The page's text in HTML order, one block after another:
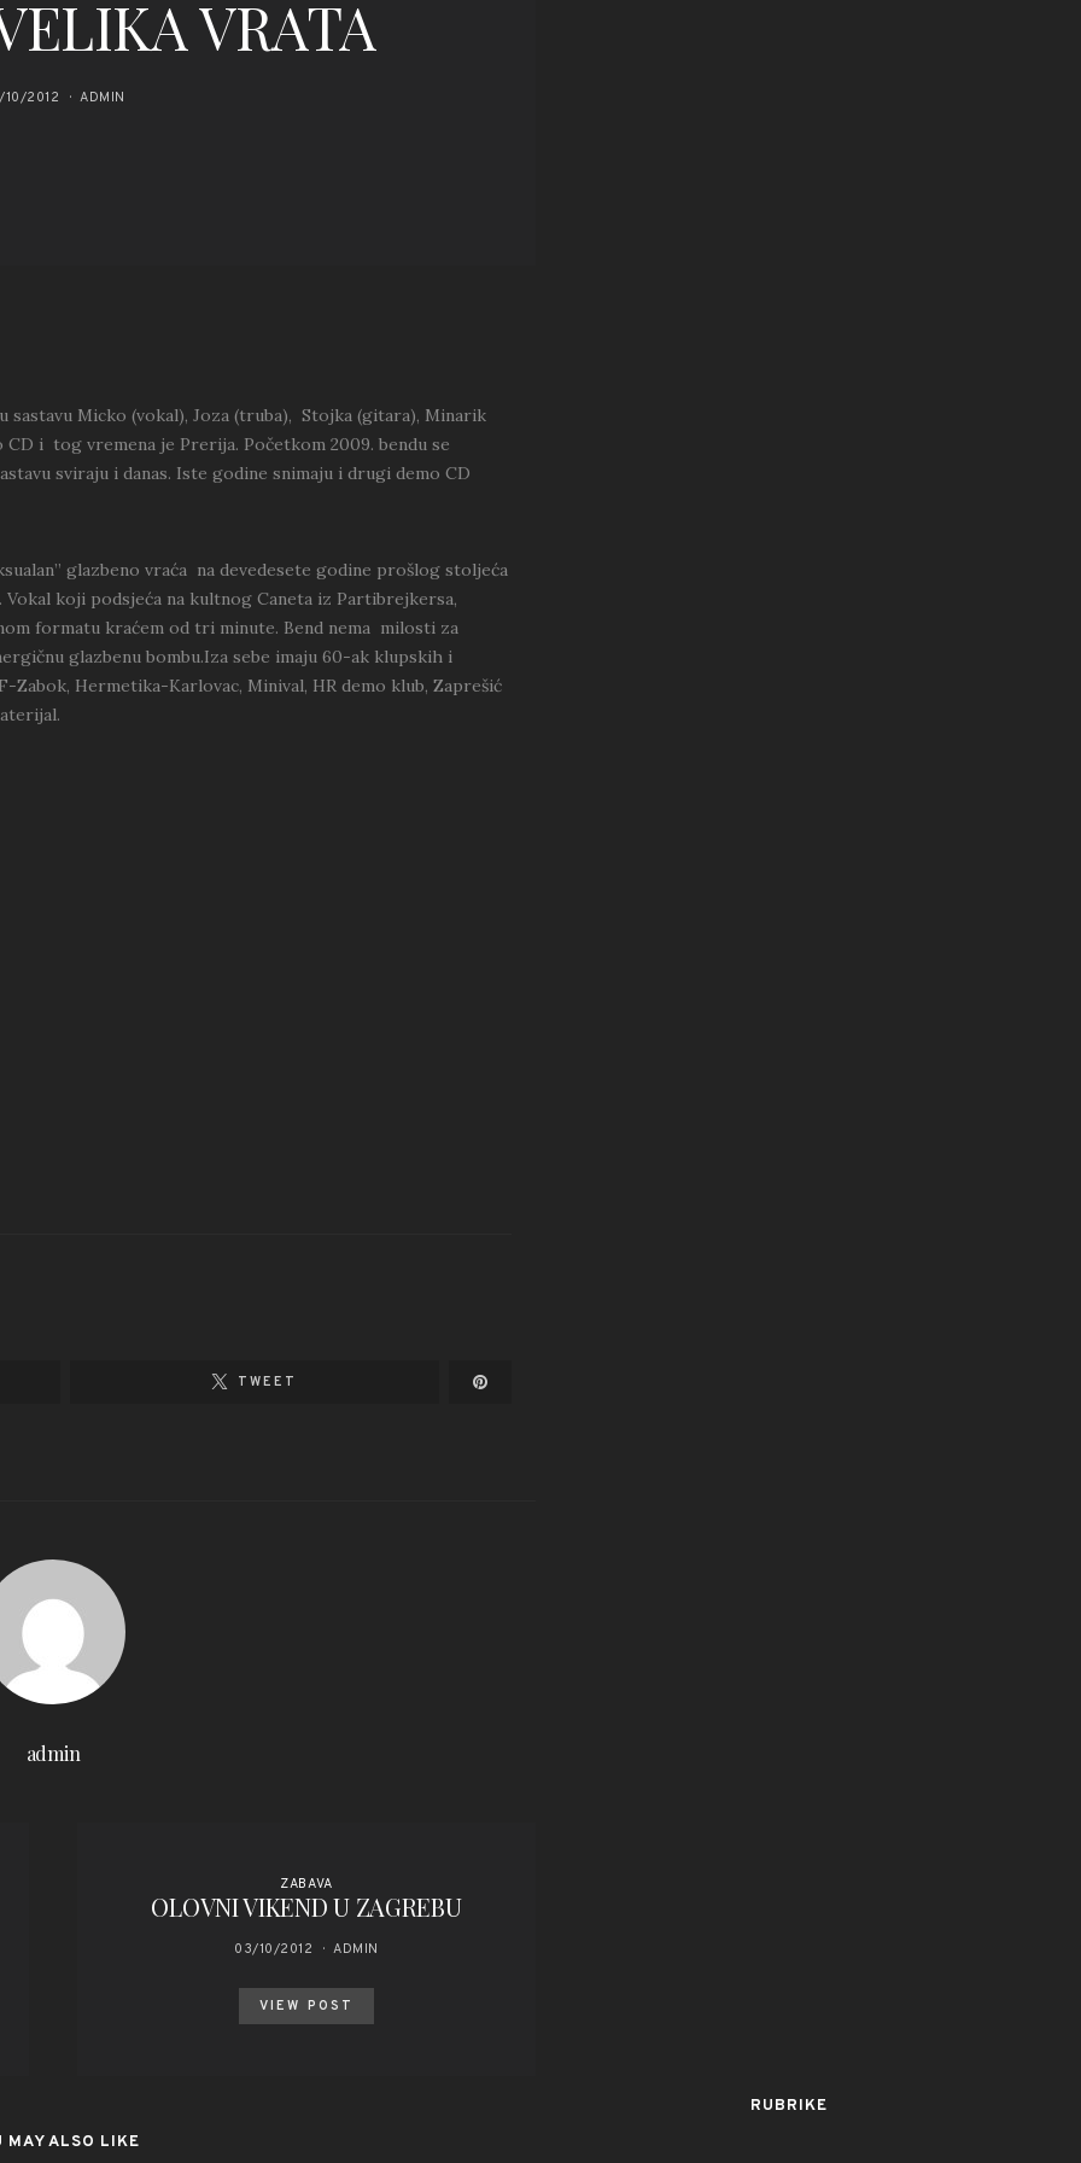
VRATA
10/2012 ADMIN
sastavu Micko (vokal), Joza (truba), Stojka (gitara), Minarik
CD i tog vremena je Prerija. Početkom 2009. bendu se
sviraju i danas. Iste godine snimaju i drugi demo CD
glazbeno vraća na devedesete godine prošlog stoljeća
koji podsjeća na kultnog Caneta iz Partibrejkersa,
formatu kraćem od tri minute. Bend nema milosti za
glazbenu bombu.Iza sebe imaju 60-ak klupskih i
Hermetika-Karlovac, Minival, HR demo klub, Zaprešić
TWEET
admin
ZABAVA
OLOVNI VIKEND U ZAGREBU
03/10/2012 ADMIN
VIEW POST
MAY ALSO LIKE
RUBRIKE